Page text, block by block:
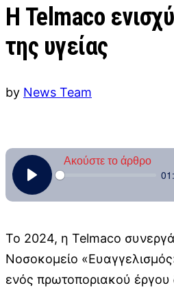
Η Telmaco
της υγείας
by News Team
Το 2024, η Telmaco
Νοσοκομείο
ενός πρωτοποριακού